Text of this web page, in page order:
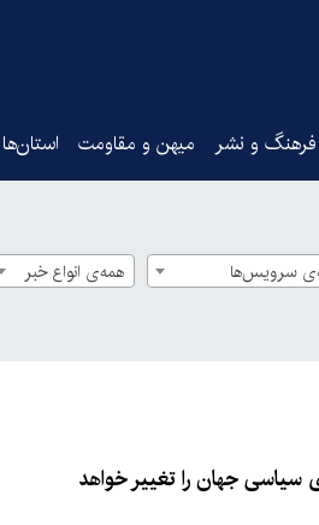
فرهنگ و نشر میهن و مقاومت استان‌ها
سرویس‌ها همه‌ی انواع خبر
جهان را تغییر خواهد